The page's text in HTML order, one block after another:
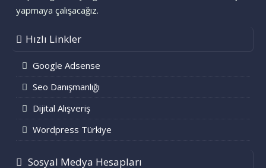
yapmaya çalışacağız.
Hızlı Linkler
Google Adsense
Seo Danışmanlığı
Dijital Alışveriş
Wordpress Türkiye
Sosyal Medya Hesapları